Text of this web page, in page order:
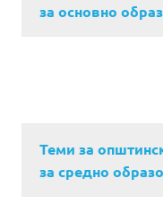
за основно
Теми за
за средно